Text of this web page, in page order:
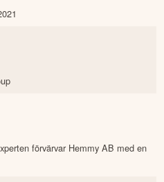
förvärvar Hemmy AB med en